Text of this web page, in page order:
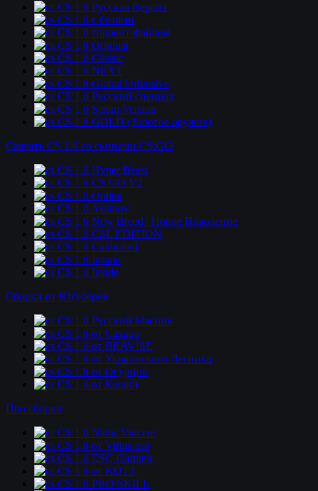
CS 1.6 Русская Версия
CS 1.6 c ботами
CS 1.6 торрент-файлом
CS 1.6 Original
CS 1.6 Classic
CS 1.6 NEXT
CS 1.6 Global Offensive
CS 1.6 Русский спецназ
CS 1.6 Steam Version
CS 1.6 GOLD (Золотое оружие)
Скачать CS 1.6 со скинами CS:GO
CS 1.6 Hyper Beast
CS 1.6 CS:GO V2
CS 1.6 Online
CS 1.6 Asiimov
CS 1.6 New Breed | Новое Поколение
CS 1.6 CSL EDITION
CS 1.6 Calibrated
CS 1.6 Insane
CS 1.6 Inside
Сборки от Ютуберов
CS 1.6 Русский Мясник
CS 1.6 от Сахара
CS 1.6 от BEAV!SE
CS 1.6 от Украинского Лесника
CS 1.6 от Огурцов
CS 1.6 от Кошки
Про сборки
CS 1.6 Natus Vincere
CS 1.6 от Virtus.pro
CS 1.6 ESC-Gaming
CS 1.6 от KOT3
CS 1.6 PRO SKILL